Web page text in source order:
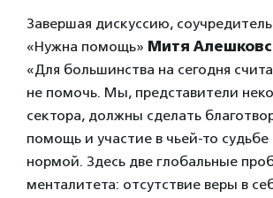
Завершая дискуссию,
«Нужна помощь» Митя
«Для большинства на сегодня
не помочь. Мы, представители
сектора, должны сделать
помощь и участие в чьей-то
нормой. Здесь две глобальные
менталитета: отсутствие веры в